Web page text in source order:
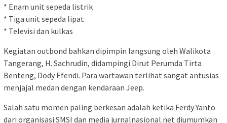
* Enam unit sepeda listrik
* Tiga unit sepeda lipat
* Televisi dan kulkas
Kegiatan outbond bahkan dipimpin langsung oleh Walikota
Tangerang, H. Sachrudin, didampingi Dirut Perumda Tirta
Benteng, Dody Efendi. Para wartawan terlihat sangat antusias
menjajal medan dengan kendaraan Jeep.
Salah satu momen paling berkesan adalah ketika Ferdy Yanto
dari organisasi SMSI dan media jurnalnasional.net diumumkan